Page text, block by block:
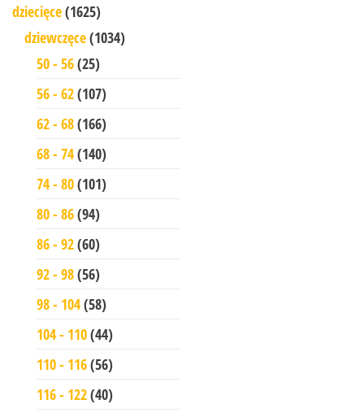
dziecięce(1625)
dziewczęce(1034)
50 - 56(25)
56 - 62(107)
62 - 68(166)
68 - 74(140)
74 - 80(101)
80 - 86(94)
86 - 92(60)
92 - 98(56)
98 - 104(58)
104 - 110(44)
110 - 116(56)
116 - 122(40)